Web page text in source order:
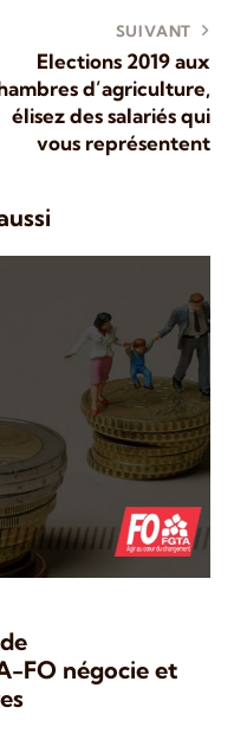
SUIVANT
Elections 2019 aux
d’agriculture,
élisez des salariés qui
vous représentent
FO négocie et